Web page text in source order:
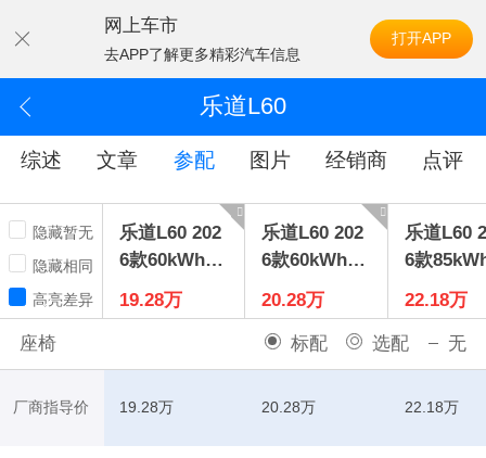
网上车市
去APP了解更多精彩汽车信息
打开APP
乐道L60
综述 文章 参配 图片 经销商 点评
隐藏暂无
隐藏相同
高亮差异
乐道L60 202
6款60kWhPr
19.28万
乐道L60 202
6款60kWhM
20.28万
乐道L60
6款
22.18万
座椅 标配 选配 无
厂商指导价 19.28万 20.28万 22.18万